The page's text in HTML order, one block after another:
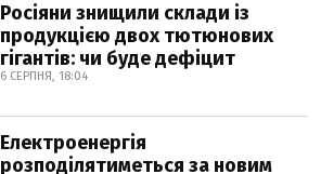
Росіяни знищили склади із
продукцією двох тютюнових
гігантів: чи буде дефіцит
6 СЕРПНЯ, 18:04
Електроенергія
розподілятиметься за новим